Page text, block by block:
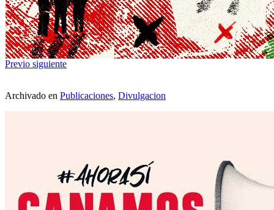
Previo siguiente
Archivado en Publicaciones, Divulgacion